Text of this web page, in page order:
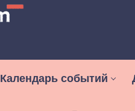
Календарь событий